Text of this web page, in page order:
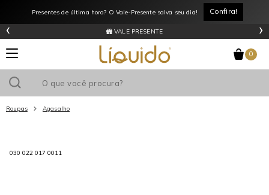
Presentes de última hora? O Vale-Presente salva seu dia! Confira!
VALE PRESENTE
‹ ›
0
Roupas Agasalho
030 022 017 0011